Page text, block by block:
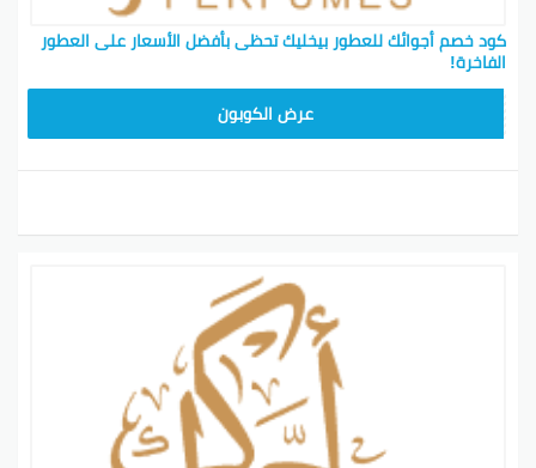
كود خصم أجوائك للعطور بيخليك تحظى بأفضل الأسعار على العطور
الفاخرة!
عرض الكوبون